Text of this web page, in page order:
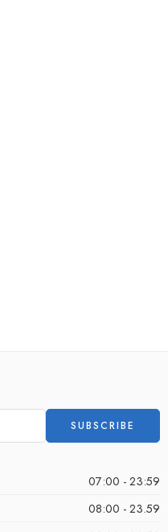
07:00 - 23:59
08:00 - 23.59